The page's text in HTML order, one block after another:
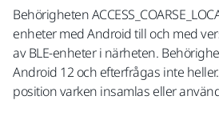
Behörigheten
enheter med Android till och med
av BLE-enheter i närheten.
Android 12 och efterfrågas inte
position varken insamlas eller